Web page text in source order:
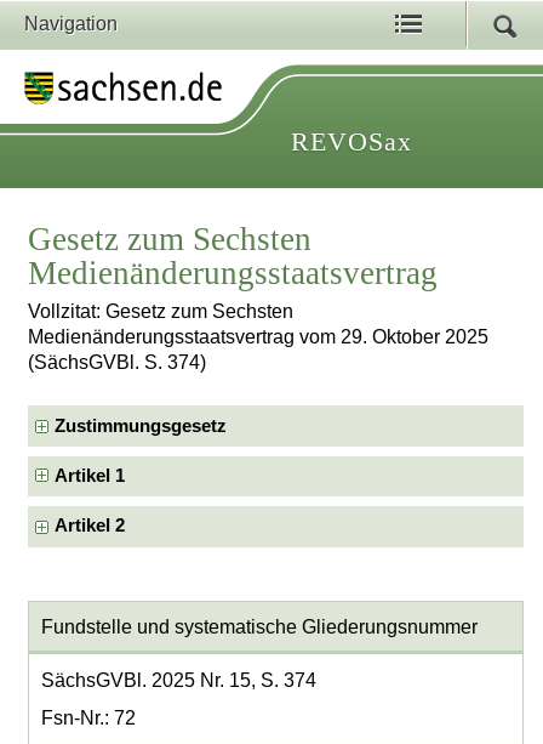
Navigation
REVOSax
Gesetz zum Sechsten
Medienänderungsstaatsvertrag
Vollzitat: Gesetz zum Sechsten
Medienänderungsstaatsvertrag vom 29. Oktober 2025
(SächsGVBl. S. 374)
Zustimmungsgesetz
Artikel 1
Artikel 2
Fundstelle und systematische Gliederungsnummer
SächsGVBl. 2025 Nr. 15, S. 374
Fsn-Nr.: 72